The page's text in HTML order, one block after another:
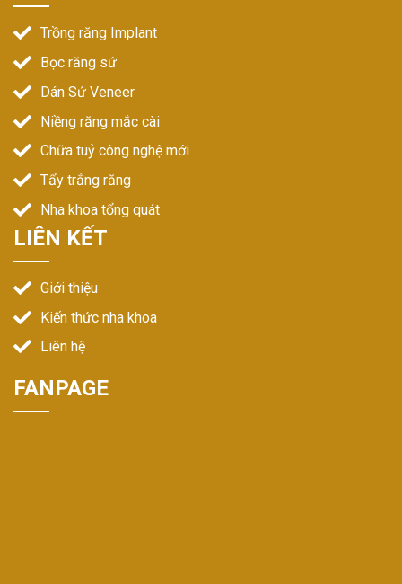
Trồng răng Implant
Bọc răng sứ
Dán Sứ Veneer
Niềng răng mắc cài
Chữa tuỷ công nghệ mới
Tẩy trắng răng
Nha khoa tổng quát
LIÊN KẾT
Giới thiệu
Kiến thức nha khoa
Liên hệ
FANPAGE